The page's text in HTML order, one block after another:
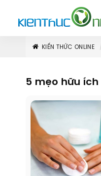
KIẾN THỨC ONLINE
5 mẹo hữu